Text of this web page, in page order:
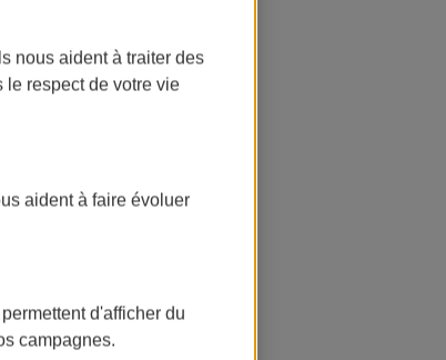
nous aident à traiter des
le respect de votre vie
aident à faire évoluer
d'afficher du
campagnes.